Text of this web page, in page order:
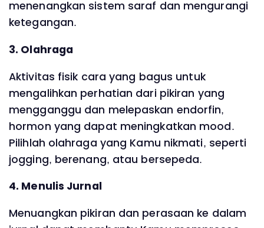
menenangkan sistem saraf dan mengurangi
ketegangan.
3. Olahraga
Aktivitas fisik cara yang bagus untuk
mengalihkan perhatian dari pikiran yang
mengganggu dan melepaskan endorfin,
hormon yang dapat meningkatkan mood.
Pilihlah olahraga yang Kamu nikmati, seperti
jogging, berenang, atau bersepeda.
4. Menulis Jurnal
Menuangkan pikiran dan perasaan ke dalam